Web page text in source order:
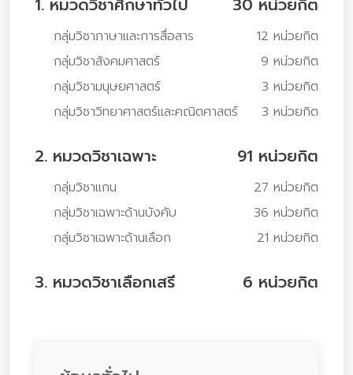
1. หมวดวิชาศึกษาทั่วไป 30 หน่วยกิต
กลุ่มวิชาภาษาและการสื่อสาร
12 หน่วยกิต
กลุ่มวิชาสังคมศาสตร์
9 หน่วยกิต
กลุ่มวิชามนุษยศาสตร์
3 หน่วยกิต
กลุ่มวิชาวิทยาศาสตร์และคณิตศาสตร์
3 หน่วยกิต
2. หมวดวิชาเฉพาะ 91 หน่วยกิต
กลุ่มวิชาแกน
27 หน่วยกิต
กลุ่มวิชาเฉพาะด้านบังคับ
36 หน่วยกิต
กลุ่มวิชาเฉพาะด้านเลือก
21 หน่วยกิต
3. หมวดวิชาเลือกเสรี 6 หน่วยกิต